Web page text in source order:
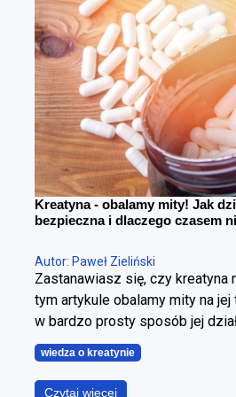
można redukować tkankę
sylwetkę. Cała sztuka polega
w kontrolowany sposób.
Kreatyna - obalamy mity! Jak
bezpieczna i dlaczego czasem
Autor: Paweł Zieliński
Zastanawiasz się, czy kreatyna
tym artykule obalamy mity na jej
w bardzo prosty sposób jej
wiedza o kreatynie
Czytaj więcej